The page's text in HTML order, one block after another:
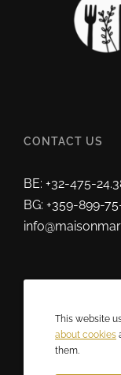
CONTACT US
BE: +32-475-
BG: +359-899-
2025 © Maison
Eric Rozen • All
This website
about cookies
them.